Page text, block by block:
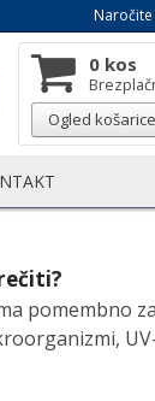
0 kos
Ogled košarice
pomembno